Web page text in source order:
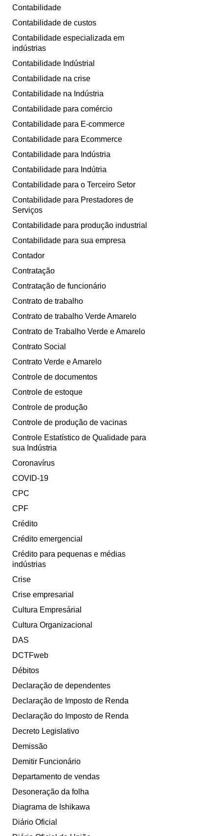
Contabilidade
Contabilidade de custos
Contabilidade especializada em
indústrias
Contabilidade Indústrial
Contabilidade na crise
Contabilidade na Indústria
Contabilidade para comércio
Contabilidade para E-commerce
Contabilidade para Ecommerce
Contabilidade para Indústria
Contabilidade para Indútria
Contabilidade para o Terceiro Setor
Contabilidade para Prestadores de
Serviços
Contabilidade para produção industrial
Contabilidade para sua empresa
Contador
Contratação
Contratação de funcionário
Contrato de trabalho
Contrato de trabalho Verde Amarelo
Contrato de Trabalho Verde e Amarelo
Contrato Social
Contrato Verde e Amarelo
Controle de documentos
Controle de estoque
Controle de produção
Controle de produção de vacinas
Controle Estatístico de Qualidade para
sua Indústria
Coronavírus
COVID-19
CPC
CPF
Crédito
Crédito emergencial
Crédito para pequenas e médias
indústrias
Crise
Crise empresarial
Cultura Empresárial
Cultura Organizacional
DAS
DCTFweb
Débitos
Declaração de dependentes
Declaração de Imposto de Renda
Declaração do Imposto de Renda
Decreto Legislativo
Demissão
Demitir Funcionário
Departamento de vendas
Desoneração da folha
Diagrama de Ishikawa
Diário Oficial